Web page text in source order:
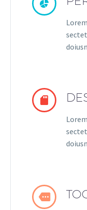





